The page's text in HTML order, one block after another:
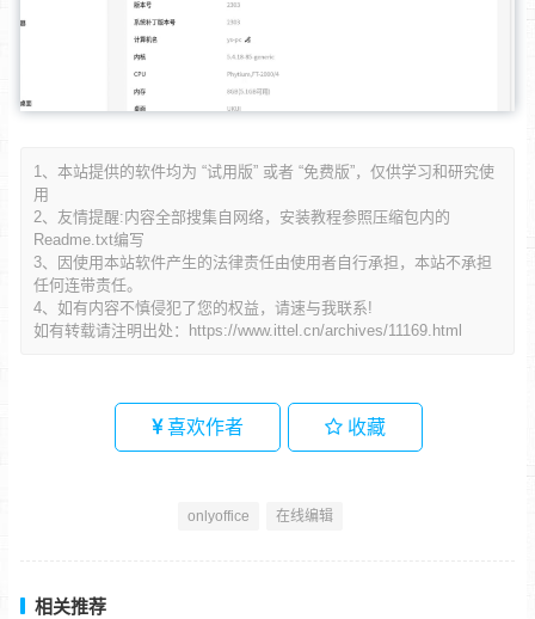
1、本站提供的软件均为 “试用版” 或者 “免费版”，仅供学习和研究使
用
2、友情提醒:内容全部搜集自网络，安装教程参照压缩包内的
Readme.txt编写
3、因使用本站软件产生的法律责任由使用者自行承担，本站不承担
任何连带责任。
4、如有内容不慎侵犯了您的权益，请速与我联系!
如有转载请注明出处：
https://www.ittel.cn/archives/11169.html
喜欢作者 收藏
onlyoffice 在线编辑
相关推荐